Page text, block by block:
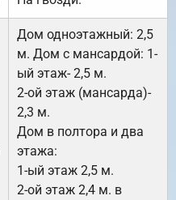
Дом одноэтажный: 2,5
м. Дом с мансардой: 1-
ый этаж- 2,5 м.
2-ой этаж (мансарда)-
2,3 м.
Дом в полтора и два
этажа:
1-ый этаж 2,5 м.
2-ой этаж 2,4 м. в